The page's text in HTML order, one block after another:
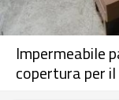
Impermeabile
copertura per